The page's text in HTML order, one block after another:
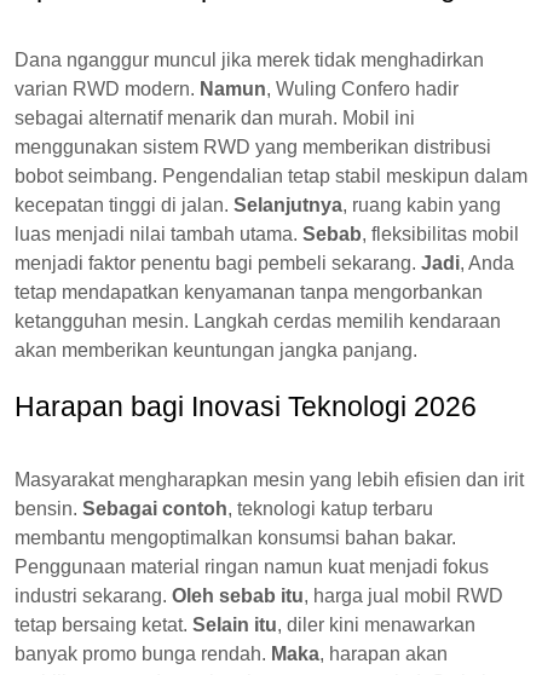
Dana nganggur muncul jika merek tidak menghadirkan
varian RWD modern. Namun, Wuling Confero hadir
sebagai alternatif menarik dan murah. Mobil ini
menggunakan sistem RWD yang memberikan distribusi
bobot seimbang. Pengendalian tetap stabil meskipun dalam
kecepatan tinggi di jalan. Selanjutnya, ruang kabin yang
luas menjadi nilai tambah utama. Sebab, fleksibilitas mobil
menjadi faktor penentu bagi pembeli sekarang. Jadi, Anda
tetap mendapatkan kenyamanan tanpa mengorbankan
ketangguhan mesin. Langkah cerdas memilih kendaraan
akan memberikan keuntungan jangka panjang.
Harapan bagi Inovasi Teknologi 2026
Masyarakat mengharapkan mesin yang lebih efisien dan irit
bensin. Sebagai contoh, teknologi katup terbaru
membantu mengoptimalkan konsumsi bahan bakar.
Penggunaan material ringan namun kuat menjadi fokus
industri sekarang. Oleh sebab itu, harga jual mobil RWD
tetap bersaing ketat. Selain itu, diler kini menawarkan
banyak promo bunga rendah. Maka, harapan akan